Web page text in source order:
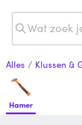
Alles / Klussen &
Hamer